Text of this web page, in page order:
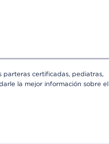
parteras certificadas, pediatras,
la mejor información sobre el